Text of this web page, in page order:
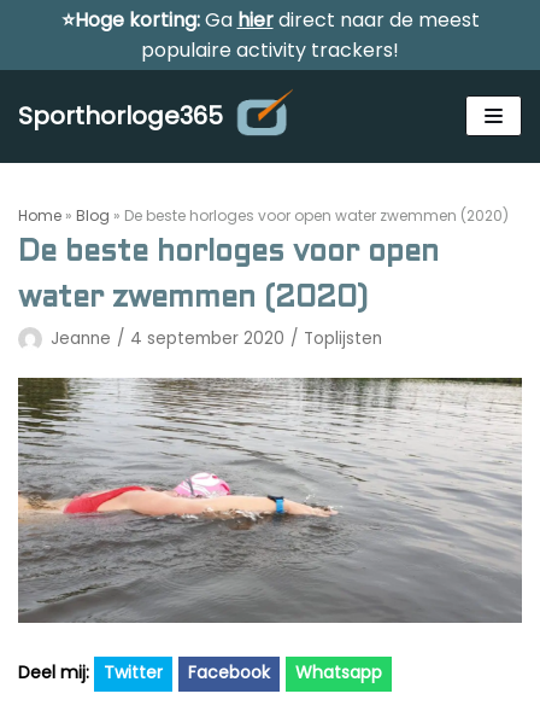
Meteen
inhoud
⭐Hoge korting:Ga hierdirect naar de meest
populaire activity trackers!
Sporthorloge365
Alle sporthorloges
Activity tracker
Smartwatches
Horloge voor kinderen
Gezondheidshorloge
Golfhorloge
Accessoires
Reviews
Amazfit
Apple
Fitbit
Garmin
Huawei
Nieuws
Persbericht
Training
Home » Blog » De beste horloges voor open water zwemmen (2020)
De beste horloges voor open
water zwemmen (2020)
Jeanne 4 september 2020 Toplijsten
Twitter Facebook Whatsapp